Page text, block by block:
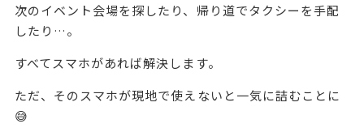
次のイベント会場を探したり、帰り道でタクシーを手配
したり…。
すべてスマホがあれば解決します。
ただ、そのスマホが現地で使えないと一気に詰むことに
😅